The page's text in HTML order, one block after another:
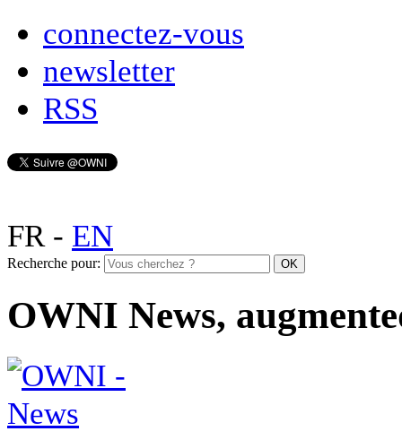
connectez-vous
newsletter
RSS
FR- EN
Recherche pour:
OWNI News,